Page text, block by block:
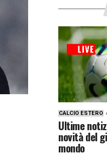
CALCIO ESTERO
Ultime
novità del
mondo